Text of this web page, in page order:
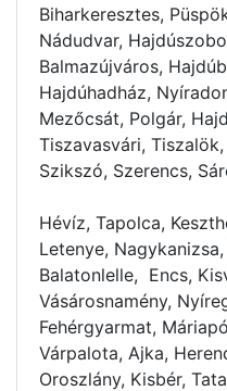
Biharkeresztes,
Nádudvar,
Balmazújváros,
Hajdúhadház,
Mezőcsát, Polgár,
Tiszavasvári,
Szikszó, Szerencs,
Hévíz, Tapolca,
Letenye,
Balatonlelle, Encs,
Vásárosnamény,
Fehérgyarmat,
Várpalota, Ajka,
Oroszlány, Kisbér,